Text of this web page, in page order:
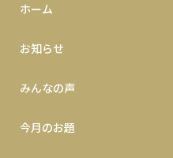
ホーム
お知らせ
みんなの声
今月のお題